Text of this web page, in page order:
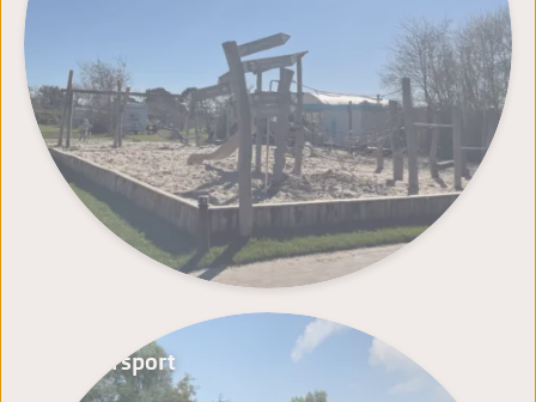
Watersport